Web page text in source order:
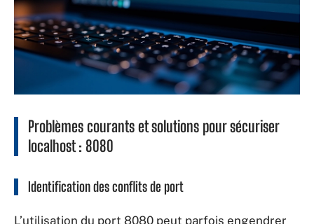
Problèmes courants et solutions pour sécuriser
localhost : 8080
Identification des conflits de port
L’utilisation du port 8080 peut parfois engendrer